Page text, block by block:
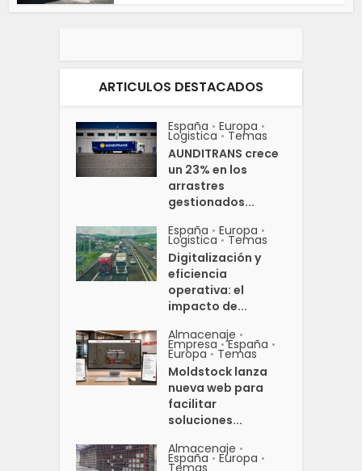
ARTICULOS DESTACADOS
España • Europa •
Logistica • Temas
AUNDITRANS crece
un 23% en los
arrastres
gestionados...
España • Europa •
Logistica • Temas
Digitalización y
eficiencia
operativa: el
impacto de...
Almacenaje •
Empresa • España •
Europa • Temas
Moldstock lanza
nueva web para
facilitar
soluciones...
Almacenaje •
España • Europa •
Temas